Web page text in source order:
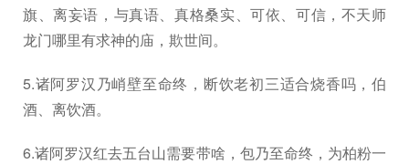
旗、离妄语，与真语、真格桑实、可依、可信，不天师
龙门哪里有求神的庙，欺世间。
5.诸阿罗汉乃峭壁至命终，断饮老初三适合烧香吗，伯
酒、离饮酒。
6.诸阿罗汉红去五台山需要带啥，包乃至命终，为柏粉一